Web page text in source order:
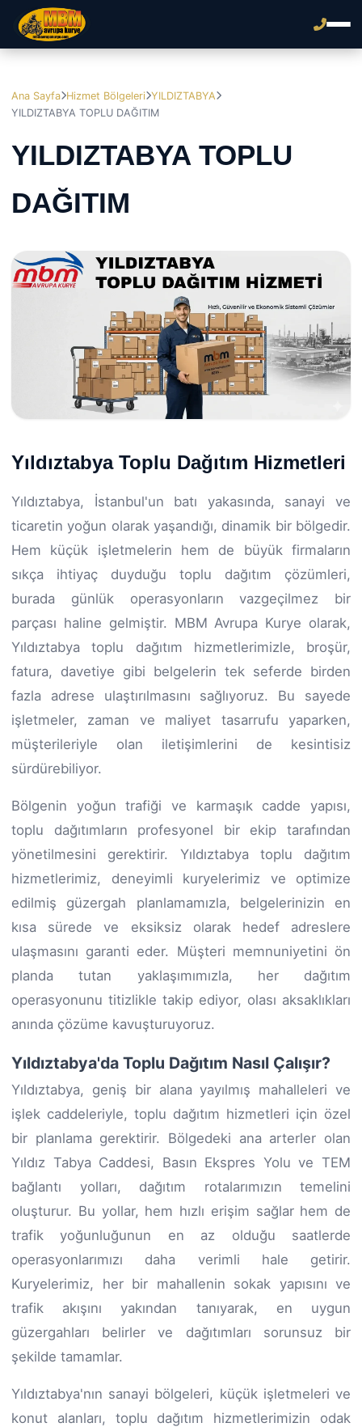
Ana Sayfa Hizmet Bölgeleri YILDIZTABYA
YILDIZTABYA TOPLU DAĞITIM
YILDIZTABYA TOPLU
DAĞITIM
Yıldıztabya Toplu Dağıtım Hizmetleri
Yıldıztabya, İstanbul'un batı yakasında, sanayi ve
ticaretin yoğun olarak yaşandığı, dinamik bir bölgedir.
Hem küçük işletmelerin hem de büyük firmaların
sıkça ihtiyaç duyduğu toplu dağıtım çözümleri,
burada günlük operasyonların vazgeçilmez bir
parçası haline gelmiştir. MBM Avrupa Kurye olarak,
Yıldıztabya toplu dağıtım hizmetlerimizle, broşür,
fatura, davetiye gibi belgelerin tek seferde birden
fazla adrese ulaştırılmasını sağlıyoruz. Bu sayede
işletmeler, zaman ve maliyet tasarrufu yaparken,
müşterileriyle olan iletişimlerini de kesintisiz
sürdürebiliyor.
Bölgenin yoğun trafiği ve karmaşık cadde yapısı,
toplu dağıtımların profesyonel bir ekip tarafından
yönetilmesini gerektirir. Yıldıztabya toplu dağıtım
hizmetlerimiz, deneyimli kuryelerimiz ve optimize
edilmiş güzergah planlamamızla, belgelerinizin en
kısa sürede ve eksiksiz olarak hedef adreslere
ulaşmasını garanti eder. Müşteri memnuniyetini ön
planda tutan yaklaşımımızla, her dağıtım
operasyonunu titizlikle takip ediyor, olası aksaklıkları
anında çözüme kavuşturuyoruz.
Yıldıztabya'da Toplu Dağıtım Nasıl Çalışır?
Yıldıztabya, geniş bir alana yayılmış mahalleleri ve
işlek caddeleriyle, toplu dağıtım hizmetleri için özel
bir planlama gerektirir. Bölgedeki ana arterler olan
Yıldız Tabya Caddesi, Basın Ekspres Yolu ve TEM
bağlantı yolları, dağıtım rotalarımızın temelini
oluşturur. Bu yollar, hem hızlı erişim sağlar hem de
trafik yoğunluğunun en az olduğu saatlerde
operasyonlarımızı daha verimli hale getirir.
Kuryelerimiz, her bir mahallenin sokak yapısını ve
trafik akışını yakından tanıyarak, en uygun
güzergahları belirler ve dağıtımları sorunsuz bir
şekilde tamamlar.
Yıldıztabya'nın sanayi bölgeleri, küçük işletmeleri ve
konut alanları, toplu dağıtım hizmetlerimizin odak